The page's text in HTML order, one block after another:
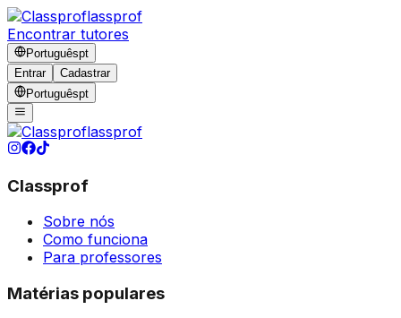
lassprof
Encontrar tutores
Portuguêspt
Entrar
Cadastrar
Portuguêspt
lassprof
Classprof
Sobre nós
Como funciona
Para professores
Matérias populares